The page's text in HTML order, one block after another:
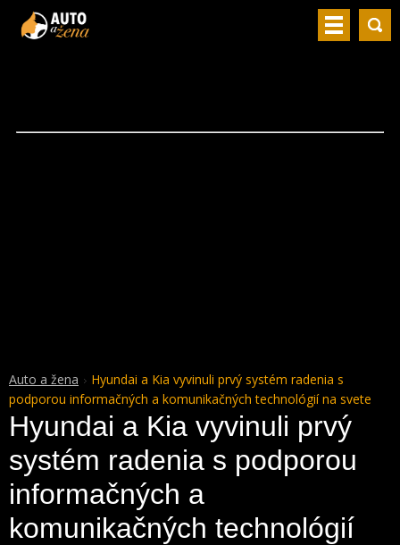
Auto a žena
Hyundai a Kia vyvinuli prvý systém radenia s
podporou informačných a komunikačných technológií na svete
Hyundai a Kia vyvinuli prvý
systém radenia s podporou
informačných a
komunikačných technológií